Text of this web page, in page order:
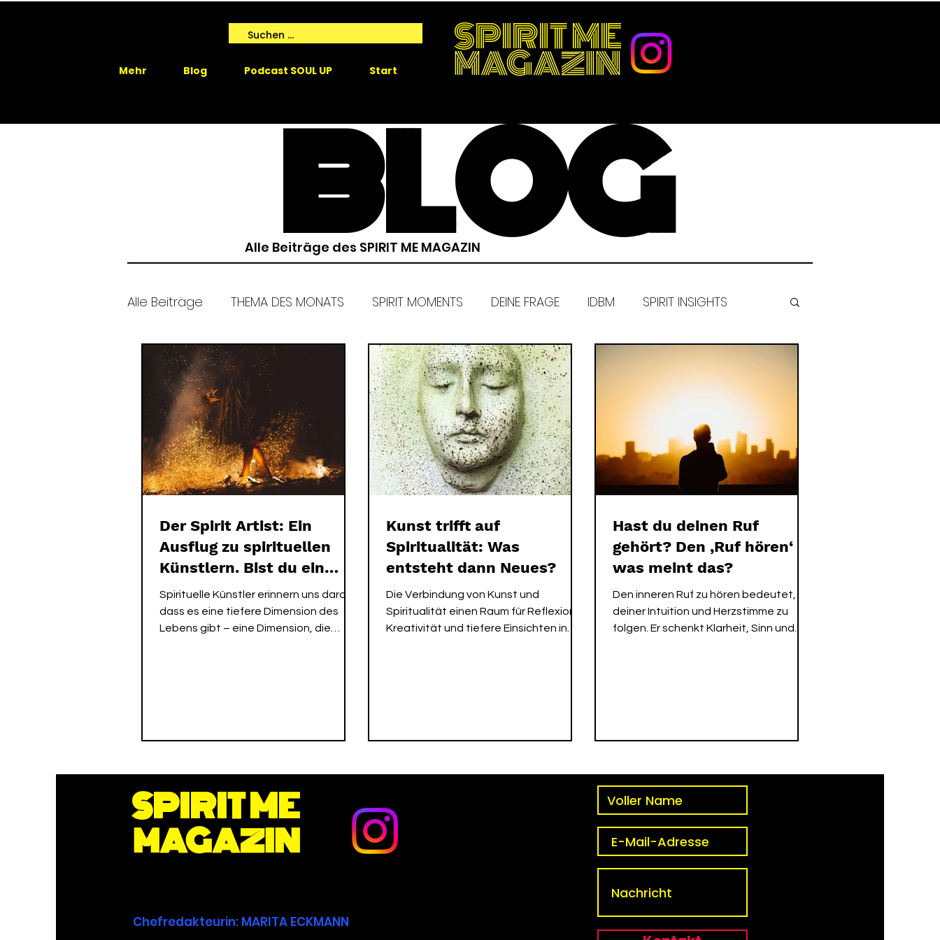
Start
Podcast SOUL UP
Blog
Mehr
SPIRIT ME
MAGAZIN
BLOG
Alle Beiträge des SPIRIT ME MAGAZIN
Alle Beiträge THEMA DES MONATS SPIRIT MOMENTS DEINE FRAGE IDBM SPIRIT INSIGHTS
SPIRIT ME EVENTS SPIRIT ME EXPERIENCE MORGENROUTINE SPIRIT ALCHEMIST
Der Spirit Artist: Ein
Ausflug zu spirituellen
Künstlern. Bist du ein
Spirit Artist?
Spirituelle Künstler erinnern uns daran,
dass es eine tiefere Dimension des
Lebens gibt – eine Dimension, die
Kunst trifft auf
Spiritualität: Was
entsteht dann Neues?
Die Verbindung von Kunst und
Spiritualität einen Raum für Reflexion,
Kreativität und tiefere Einsichten in
Hast du deinen Ruf
gehört? Den ‚Ruf hören‘ -
was meint das?
Den inneren Ruf zu hören bedeutet,
deiner Intuition und Herzstimme zu
folgen. Er schenkt Klarheit, Sinn und
SPIRIT ME
MAGAZIN
Chefredakteurin: MARITA ECKMANN